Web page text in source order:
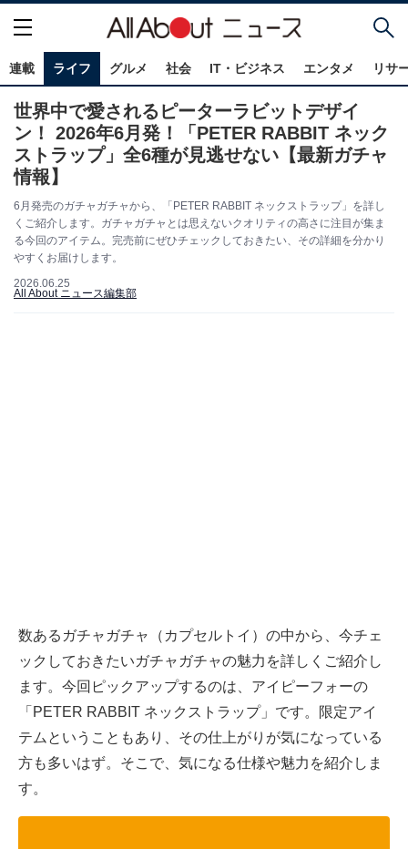
連載 ライフ グルメ 社会 IT・ビジネス エンタメ リサ
世界中で愛されるピーターラビットデザイ
ン！ 2026年6月発！「PETER RABBIT ネック
ストラップ」全6種が見逃せない【最新ガチャ
情報】
6月発売のガチャガチャから、「PETER RABBIT ネックストラップ」を詳し
くご紹介します。ガチャガチャとは思えないクオリティの高さに注目が集ま
る今回のアイテム。完売前にぜひチェックしておきたい、その詳細を分かり
やすくお届けします。
2026.06.25
All About ニュース編集部
数あるガチャガチャ（カプセルトイ）の中から、今チェ
ックしておきたいガチャガチャの魅力を詳しくご紹介し
ます。今回ピックアップするのは、アイピーフォーの
「PETER RABBIT ネックストラップ」です。限定アイ
テムということもあり、その仕上がりが気になっている
方も多いはず。そこで、気になる仕様や魅力を紹介しま
す。